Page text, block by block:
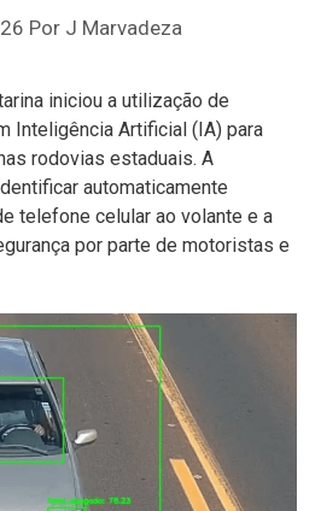
Por J Marvadeza
iniciou a utilização de
Inteligência Artificial (IA) para
rodovias estaduais. A
automaticamente
telefone celular ao volante e a
por parte de motoristas e